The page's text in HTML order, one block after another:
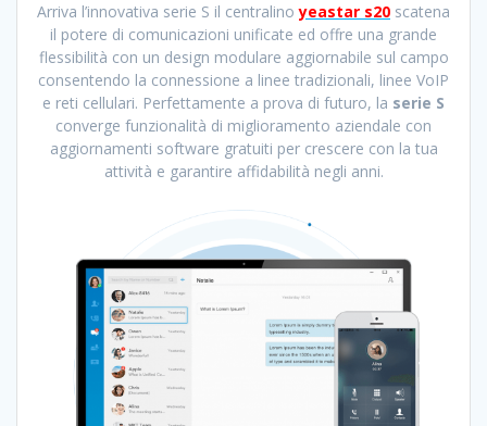
Arriva l’innovativa serie S il centralinoyeastar s20 scatena
il potere di comunicazioni unificate ed offre una grande
flessibilità con un design modulare aggiornabile sul campo
consentendo la connessione a linee tradizionali, linee VoIP
e reti cellulari. Perfettamente a prova di futuro, la serie S
converge funzionalità di miglioramento aziendale con
aggiornamenti software gratuiti per crescere con la tua
attività e garantire affidabilità negli anni.